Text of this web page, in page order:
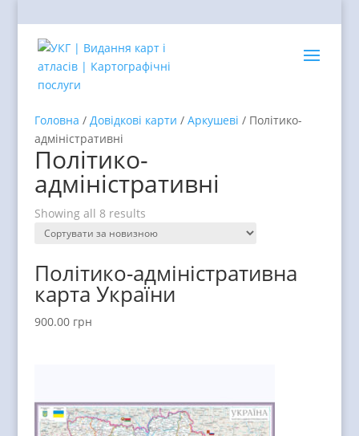
Головна / Довідкові карти / Аркушеві / Політико-
адміністративні
Політико-
адміністративні
Showing all 8 results
Політико-адміністративна
карта України
900.00 грн